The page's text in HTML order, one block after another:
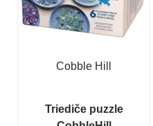
Cobble Hill
Triediče puzzle